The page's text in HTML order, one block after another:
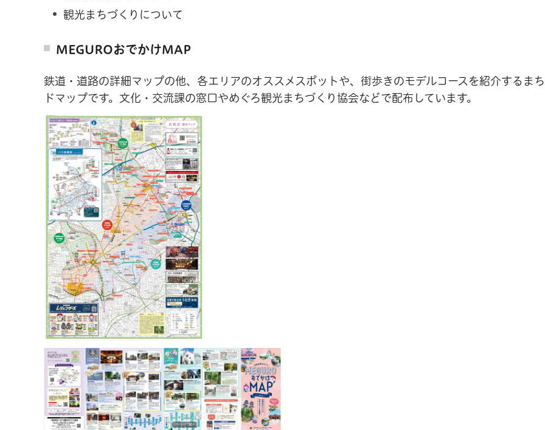
観光まちづくりについて
MEGUROおでかけMAP
鉄道・道路の詳細マップの他、各エリアのオススメスポットや、街歩きのモデルコースを紹介するま
ドマップです。文化・交流課の窓口やめぐろ観光まちづくり協会などで配布しています。